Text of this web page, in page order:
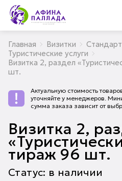
Главная Визитки
Туристические услуги
Визитка 2, раздел
шт.
Актуальную стоимость
уточняйте у менеджеров.
сумма заказа зависит от
Визитка 2,
тираж 96 шт.
Статус: в наличии